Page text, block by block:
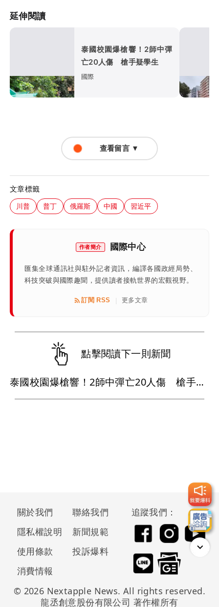
延伸閱讀
泰國校園爆槍響！2師中彈
亡20人傷 槍手疑學生
國際
查看留言 ▼
文章標籤
川普 普丁 俄羅斯 中國 習近平
作者簡介 國際中心
匯集全球通訊社與駐外記者資訊，編譯各國政經局勢、
科技突破與國際趣聞，提供讀者接軌世界的宏觀視野。
訂閱 RSS | 更多文章
點擊閱讀下一則新聞
泰國校園爆槍響！2師中彈亡20人傷 槍手疑學生
關於我們
聯絡我們
隱私權說明
新聞規範
使用條款
投訴爆料
消費情報
追蹤我們：
© 2026 Nextapple News. All rights reserved.
龍丞創意股份有限公司 著作權所有